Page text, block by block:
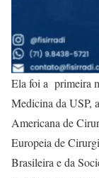
Ela foi a primeira
Medicina da USP,
Americana de
Europeia de
Brasileira e da